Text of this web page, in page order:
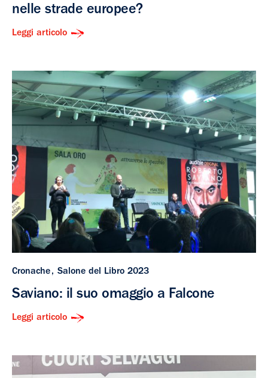
nelle strade europee?
Leggi articolo
Cronache Salone del Libro 2023
Saviano: il suo omaggio a Falcone
Leggi articolo